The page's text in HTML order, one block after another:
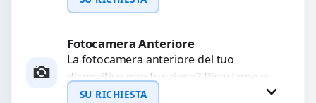
immagini sfocate, messa a fuoco non
Richiedi Preventivo
WhatsApp
Fotocamera Anteriore
La fotocamera anteriore del tuo
dispositivo non funziona? Ripariamo o
sostituiamo fotocamere guaste con
SU RICHIESTA